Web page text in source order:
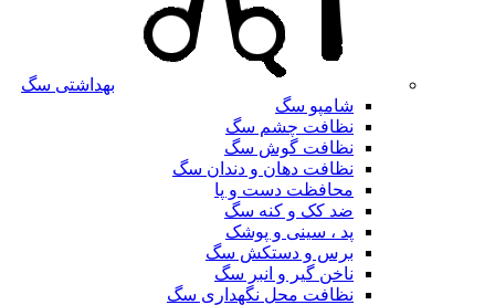
بهداشتی سگ
شامپو سگ
نظافت چشم سگ
نظافت گوش سگ
نظافت دهان و دندان سگ
محافظت دست و پا
ضد کک و کنه سگ
پد ، سینی و پوشک
برس و دستکش سگ
ناخن گیر و انبر سگ
نظافت محل نگهداری سگ